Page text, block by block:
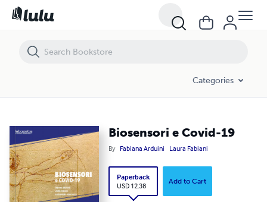
Categories
Biosensori e Covid-19
By Fabiana Arduini Laura Fabiani
Paperback
USD 12.38
Add to Cart
Biosensori e Covid-19